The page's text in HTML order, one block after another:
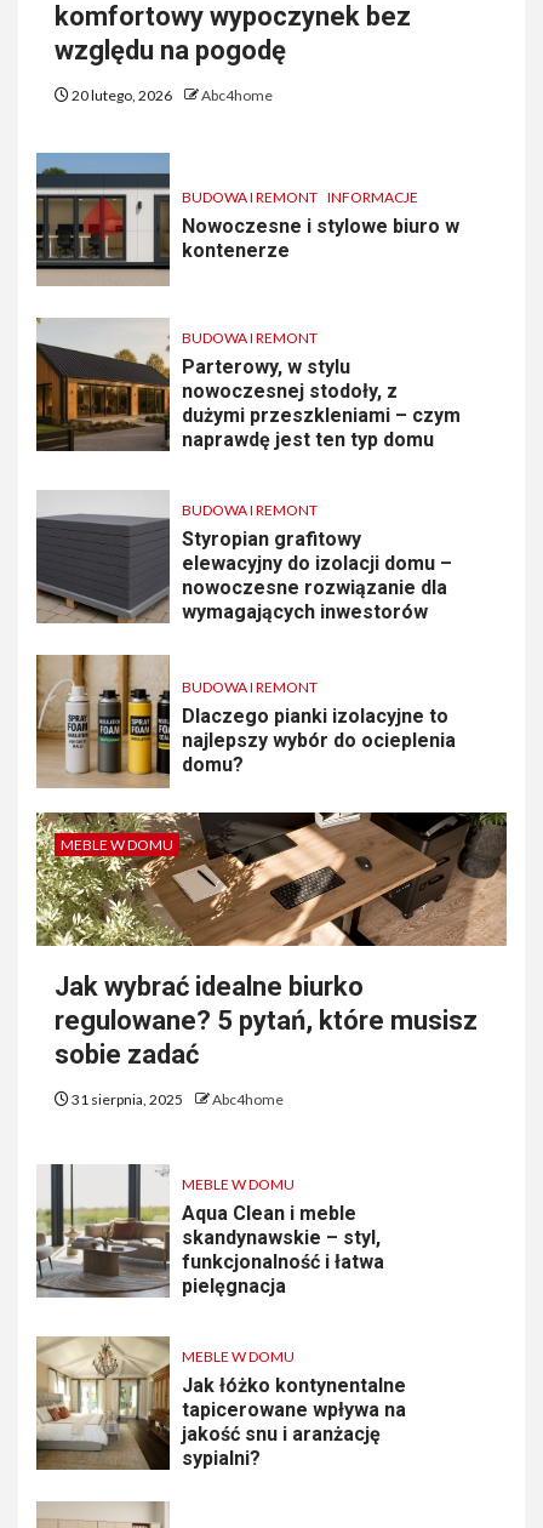
komfortowy wypoczynek bez
względu na pogodę
20 lutego, 2026 Abc4home
BUDOWA I REMONT INFORMACJE
Nowoczesne i stylowe biuro w
kontenerze
BUDOWA I REMONT
Parterowy, w stylu
nowoczesnej stodoły, z
dużymi przeszkleniami – czym
naprawdę jest ten typ domu
BUDOWA I REMONT
Styropian grafitowy
elewacyjny do izolacji domu –
nowoczesne rozwiązanie dla
wymagających inwestorów
BUDOWA I REMONT
Dlaczego pianki izolacyjne to
najlepszy wybór do ocieplenia
domu?
MEBLE W DOMU
Jak wybrać idealne biurko
regulowane? 5 pytań, które musisz
sobie zadać
31 sierpnia, 2025 Abc4home
MEBLE W DOMU
Aqua Clean i meble
skandynawskie – styl,
funkcjonalność i łatwa
pielęgnacja
MEBLE W DOMU
Jak łóżko kontynentalne
tapicerowane wpływa na
jakość snu i aranżację
sypialni?